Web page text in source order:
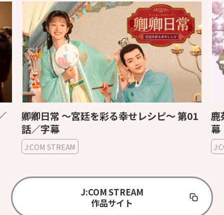
卿卿日常 〜宮廷を彩る幸せレシピ〜 第01
話／字幕
J:COM STREAM
鹿
幕
J:COM STREAM
作品サイト